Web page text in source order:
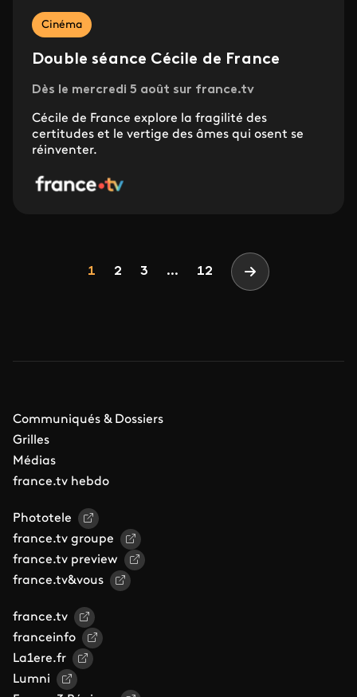
Cinéma
Double séance Cécile de France
Dès le mercredi 5 août sur france.tv
Cécile de France explore la fragilité des
certitudes et le vertige des âmes qui osent se
réinventer.
Page
1 Page
2 Page
3 ... 12 Page suivante
Communiqués & Dossiers
Grilles
Médias
france.tv hebdo
Phototele
france.tv groupe
france.tv preview
france.tv&vous
france.tv
franceinfo
La1ere.fr
Lumni